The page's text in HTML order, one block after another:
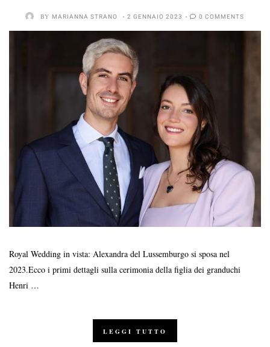
BY MARIANNA STRANO 2 GENNAIO 2023 0 COMMENTS
Royal Wedding in vista: Alexandra del Lussemburgo si sposa nel
2023.Ecco i primi dettagli sulla cerimonia della figlia dei granduchi
Henri …
LEGGI TUTTO